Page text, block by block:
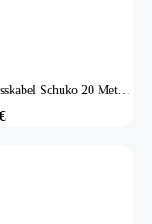
Anschlusskabel Schuko 20 Meter (HMS Stecker)